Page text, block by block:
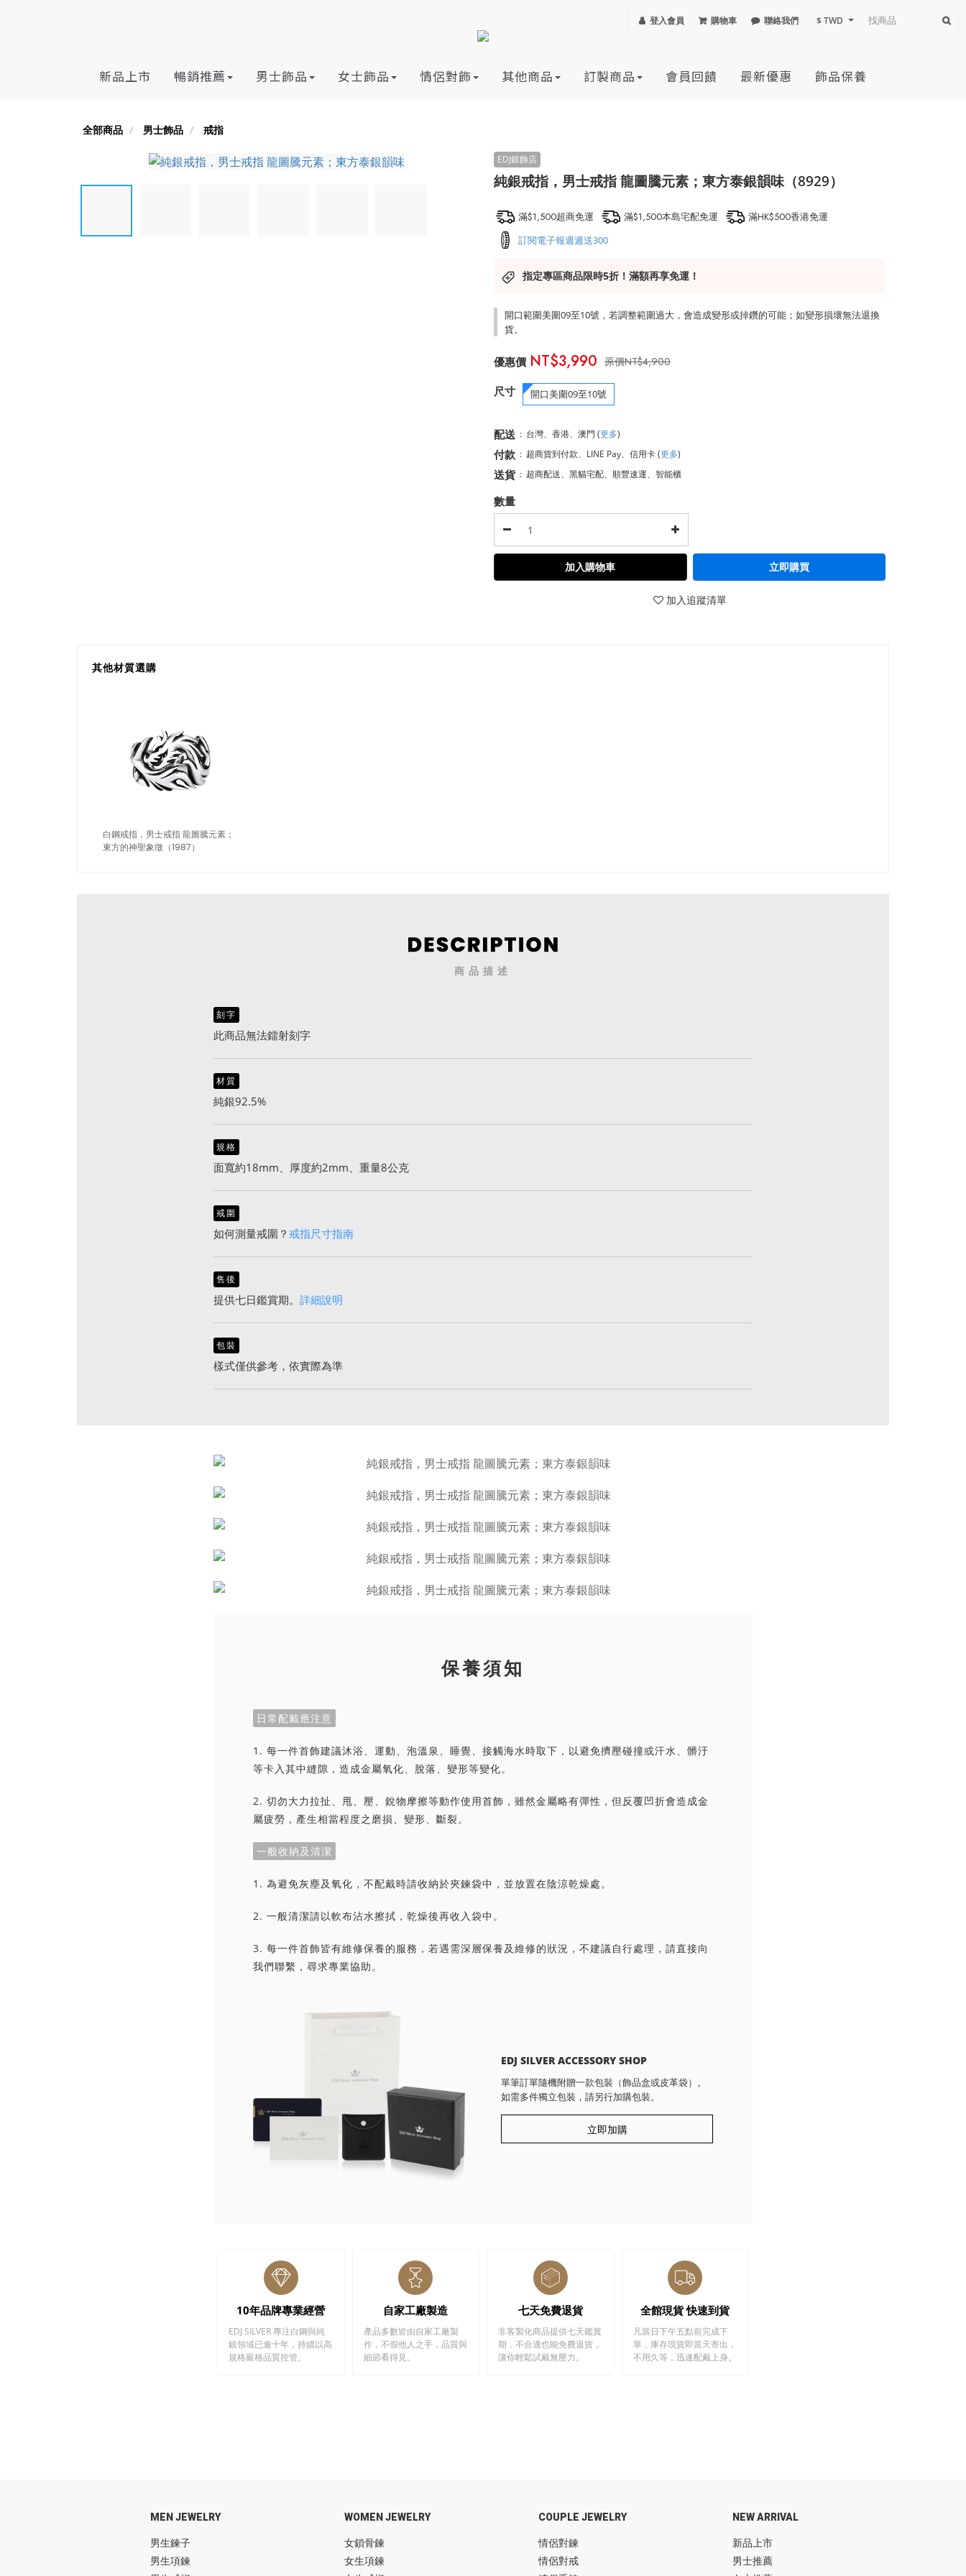
登入會員 購物車 聯絡我們 $ TWD
新品上市 暢銷推薦 男士飾品 女士飾品 情侶對飾 其他商品 訂製商品 會員回饋 最新優惠 飾品保養
全部商品 男士飾品 戒指
純銀戒指，男士戒指 龍圖騰元素；東方泰銀韻味（8929）
滿$1,500超商免運 滿$1,500本島宅配免運 滿HK$500香港免運
訂閱電子報週週送300
指定專區商品限時5折！滿額再享免運！
開口範圍美圍09至10號，若調整範圍過大，會造成變形或掉鑽的可能；如變形損壞無法退換
貨。
NT$4,900
NT$3,990
尺寸 開口美圍09至10號
配送 : 台灣、香港、澳門 (更多)
付款 : 超商貨到付款、LINE Pay、信用卡(更多)
送貨 : 超商配送、黑貓宅配、順豐速運、智能櫃
數量
加入購物車 立即購買
加入追蹤清單
其他材質選購
白鋼戒指，男士戒指 龍圖騰元素；
東方的神聖象徵（1987）
商品描述
刻字
此商品無法鐳射刻字
材質
純銀92.5%
規格
面寬約18mm、厚度約2mm、重量8公克
戒圍
如何測量戒圍？ 戒指尺寸指南
售後
提供七日鑑賞期。 詳細說明
包裝
樣式僅供參考，依實際為準
保養須知
日常配戴應注意
1. 每一件首飾建議沐浴、運動、泡溫泉、睡覺、接觸海水時取下，以避免擠壓碰撞或汗水、髒汙
等卡入其中縫隙，造成金屬氧化、脫落、變形等變化。
2. 切勿大力拉扯、甩、壓、銳物摩擦等動作使用首飾，雖然金屬略有彈性，但反覆凹折會造成金
屬疲勞，產生相當程度之磨損、變形、斷裂。
一般收納及清潔
1. 為避免灰塵及氧化，不配戴時請收納於夾鍊袋中，並放置在陰涼乾燥處。
2. 一般清潔請以軟布沾水擦拭，乾燥後再收入袋中。
3. 每一件首飾皆有維修保養的服務，若遇需深層保養及維修的狀況，不建議自行處理，請直接向
我們聯繫，尋求專業協助。
EDJ SILVER ACCESSORY SHOP
單筆訂單隨機附贈一款包裝（飾品盒或皮革袋）。
如需多件獨立包裝，請另行加購包裝。
立即加購
10年品牌專業經營
EDJ SILVER 專注白鋼與純
銀領域已逾十年，持續以高
規格嚴格品質控管。
自家工廠製造
產品多數皆由自家工廠製
作，不假他人之手，品質與
細節看得見。
七天免費退貨
非客製化商品提供七天鑑賞
期，不合適也能免費退貨，
讓你輕鬆試戴無壓力。
全館現貨 快速到貨
凡當日下午五點前完成下
單，庫存現貨即當天寄出，
不用久等，迅速配戴上身。
MEN JEWELRY
男生鍊子
男生項鍊
WOMEN JEWELRY
女鎖骨鍊
女生項鍊
COUPLE JEWELRY
情侶對鍊
情侶對戒
NEW ARRIVAL
新品上市
男士推薦